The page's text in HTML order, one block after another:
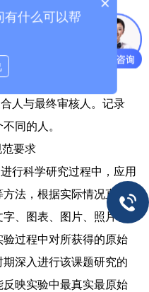
数据及反应现象。
行分析、讨论。并得出
人与最终审核人。记录
同的人。
要求
科学研究过程中，应用
法，根据实际情况直接
、图表、图片、照片、
过程中对所获得的原始
深入进行该课题研究的
映实验中最真实最原始
有什么可以帮